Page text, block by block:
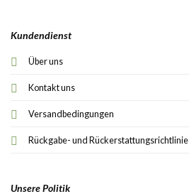
Kundendienst
Über uns
Kontakt uns
Versandbedingungen
Rückgabe- und Rückerstattungsrichtlinie
Unsere Politik